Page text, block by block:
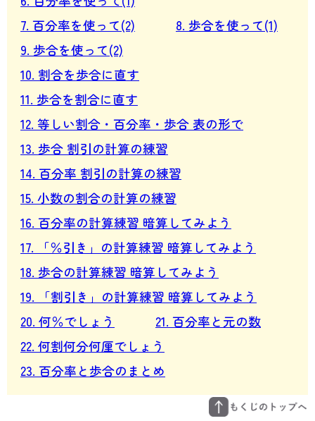
7. 百分率を使って(2)
8. 歩合を使って(1)
9. 歩合を使って(2)
10. 割合を歩合に直す
11. 歩合を割合に直す
12. 等しい割合・百分率・歩合 表の形で
13. 歩合 割引の計算の練習
14. 百分率 割引の計算の練習
15. 小数の割合の計算の練習
16. 百分率の計算練習 暗算してみよう
17. 「％引き」の計算練習 暗算してみよう
18. 歩合の計算練習 暗算してみよう
19. 「割引き」の計算練習 暗算してみよう
20. 何％でしょう
21. 百分率と元の数
22. 何割何分何厘でしょう
23. 百分率と歩合のまとめ